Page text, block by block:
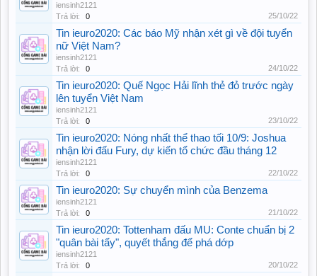
iensinh2121
Trả lời:
0 25/10/22
Tin ieuro2020: Các báo Mỹ nhận xét gì về đội tuyển
nữ Việt Nam?
iensinh2121
Trả lời:
0 24/10/22
Tin ieuro2020: Quế Ngọc Hải lĩnh thẻ đỏ trước ngày
lên tuyển Việt Nam
iensinh2121
Trả lời:
0 23/10/22
Tin ieuro2020: Nóng nhất thể thao tối 10/9: Joshua
nhận lời đấu Fury, dự kiến tổ chức đầu tháng 12
iensinh2121
Trả lời:
0 22/10/22
Tin ieuro2020: Sự chuyển mình của Benzema
iensinh2121
Trả lời:
0 21/10/22
Tin ieuro2020: Tottenham đấu MU: Conte chuẩn bị 2
"quân bài tẩy", quyết thắng để phá dớp
iensinh2121
Trả lời:
0 20/10/22